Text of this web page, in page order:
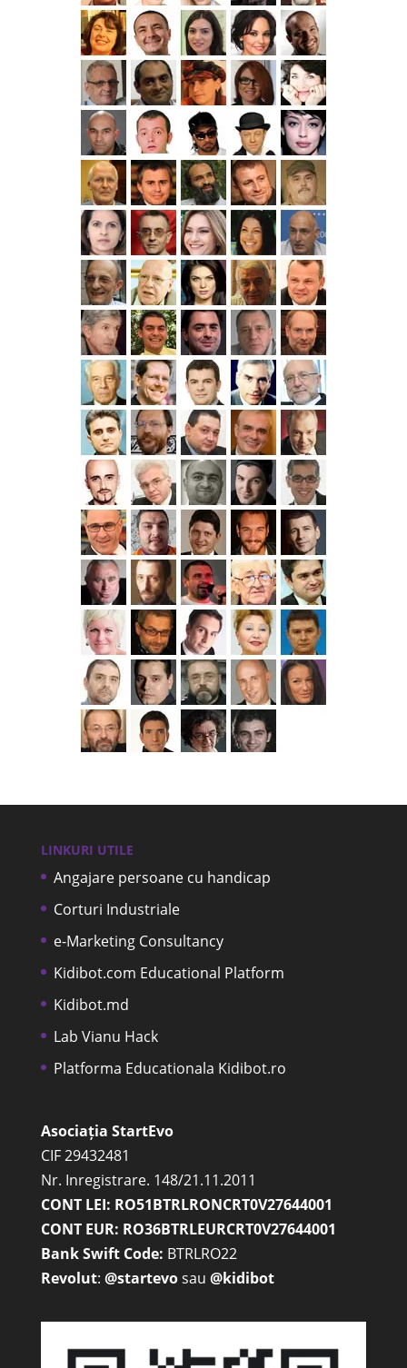
LINKURI UTILE
Angajare persoane cu handicap
Corturi Industriale
e-Marketing Consultancy
Kidibot.com Educational Platform
Kidibot.md
Lab Vianu Hack
Platforma Educationala Kidibot.ro
Asociația StartEvo
CIF 29432481
Nr. Inregistrare. 148/21.11.2011
CONT LEI: RO51BTRLRONCRT0V27644001
CONT EUR: RO36BTRLEURCRT0V27644001
Bank Swift Code: BTRLRO22
Revolut: @startevosau @kidibot